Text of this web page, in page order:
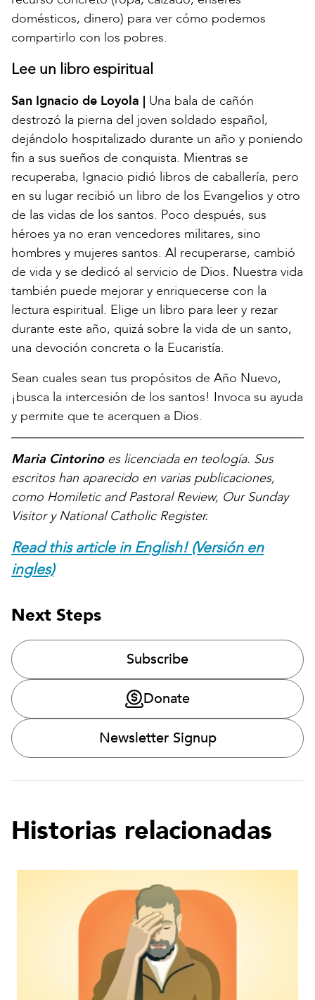
domésticos, dinero) para ver cómo podemos
compartirlo con los pobres.
Lee un libro espiritual
San Ignacio de Loyola | Una bala de cañón
destrozó la pierna del joven soldado español,
dejándolo hospitalizado durante un año y poniendo
fin a sus sueños de conquista. Mientras se
recuperaba, Ignacio pidió libros de caballería, pero
en su lugar recibió un libro de los Evangelios y otro
de las vidas de los santos. Poco después, sus
héroes ya no eran vencedores militares, sino
hombres y mujeres santos. Al recuperarse, cambió
de vida y se dedicó al servicio de Dios. Nuestra vida
también puede mejorar y enriquecerse con la
lectura espiritual. Elige un libro para leer y rezar
durante este año, quizá sobre la vida de un santo,
una devoción concreta o la Eucaristía.
Sean cuales sean tus propósitos de Año Nuevo,
¡busca la intercesión de los santos! Invoca su ayuda
y permite que te acerquen a Dios.
Maria Cintorinoes licenciada en teología. Sus
escritos han aparecido en varias publicaciones,
como Homiletic and Pastoral Review, Our Sunday
Visitor y National Catholic Register.
Read this article in English! (Versión en
ingles)
Next Steps
Subscribe
Donate
Newsletter Signup
Historias relacionadas